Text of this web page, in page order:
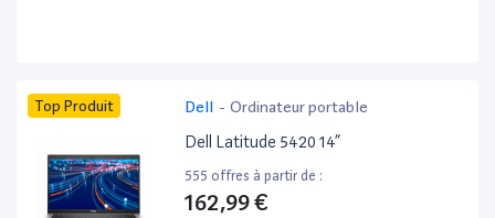
Top Produit Dell - Ordinateur portable
Dell Latitude 5420 14”
555 offres à partir de :
162,99 €